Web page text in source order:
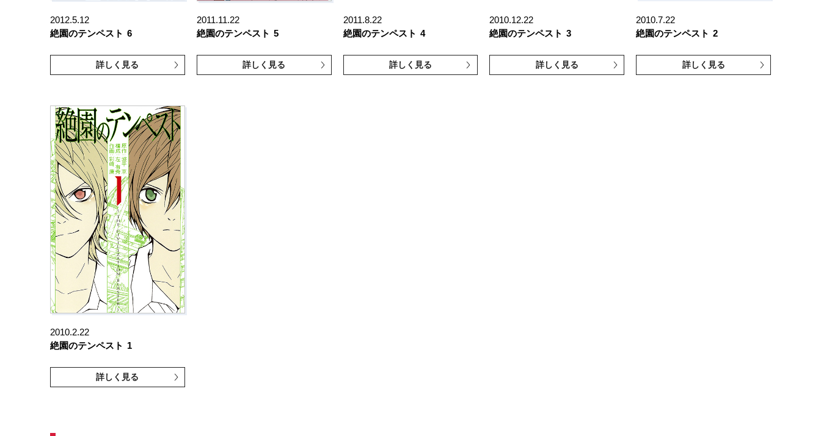
2012.5.12
絶園のテンペスト 6
詳しく見る
2011.11.22
絶園のテンペスト 5
詳しく見る
2011.8.22
絶園のテンペスト 4
詳しく見る
2010.12.22
絶園のテンペスト 3
詳しく見る
2010.7.22
絶園のテンペスト 2
詳しく見る
2010.2.22
絶園のテンペスト 1
詳しく見る